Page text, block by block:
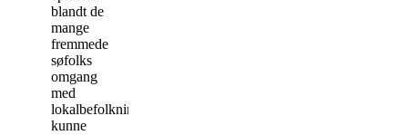
blandt de
mange
fremmede
søfolks
omgang
med
lokalbefolkningen
kunne